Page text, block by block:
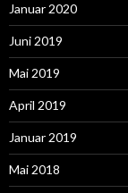
Januar 2020
Juni 2019
Mai 2019
April 2019
Januar 2019
Mai 2018